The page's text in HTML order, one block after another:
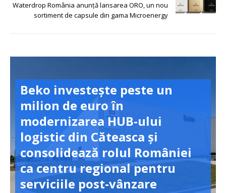
Waterdrop România anunță lansarea ORO, un nou
sortiment de capsule din gama Microenergy
Beko investește peste un
milion de euro în
modernizarea HUB-ului
logistic din Căteasca și
consolidează rolul României
ca centru regional pentru
serviciile post-vânzare